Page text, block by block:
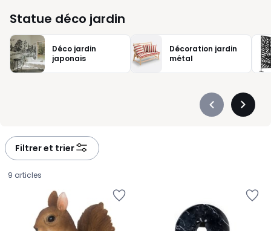
vus
Statue déco jardin
Déco jardin
japonais
Décoration jardin
métal
Précédent
Filtrer et trier
9 articles